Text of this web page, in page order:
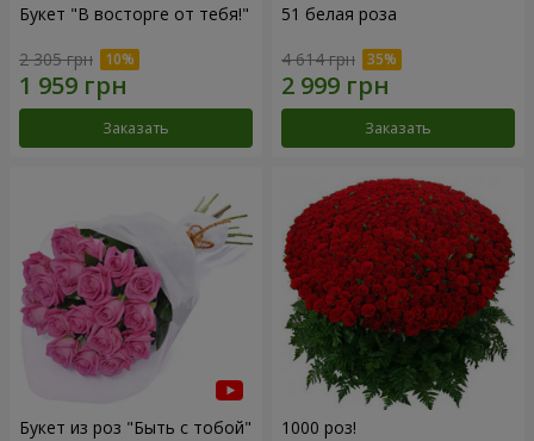
Букет "В восторге от тебя!"
2 305 грн
Заказать
51 белая роза
4 614 грн
Заказать
Букет из роз "Быть с тобой" 1000 роз!